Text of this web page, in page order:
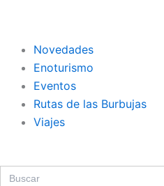
Novedades
Enoturismo
Eventos
Rutas de las Burbujas
Viajes
Search
for: